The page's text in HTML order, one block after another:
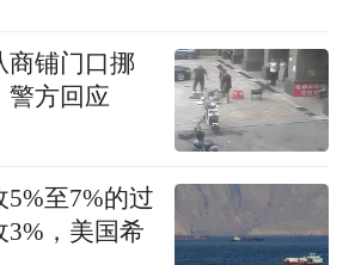
展出。
全面推进美丽中国省域先行
上，山东将持续汇聚各方力
全过程，构建全社会共同参
力建设人与自然和谐共生的
商铺门口挪
警方回应
至7%的过
3%，美国希